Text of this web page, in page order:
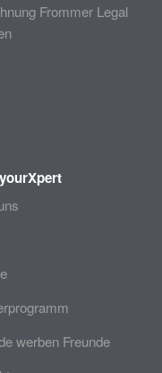
Frommer Legal
werben Freunde